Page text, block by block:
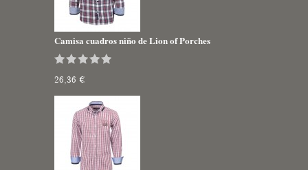
Camisa cuadros niño de Lion of Porches
26,36 €